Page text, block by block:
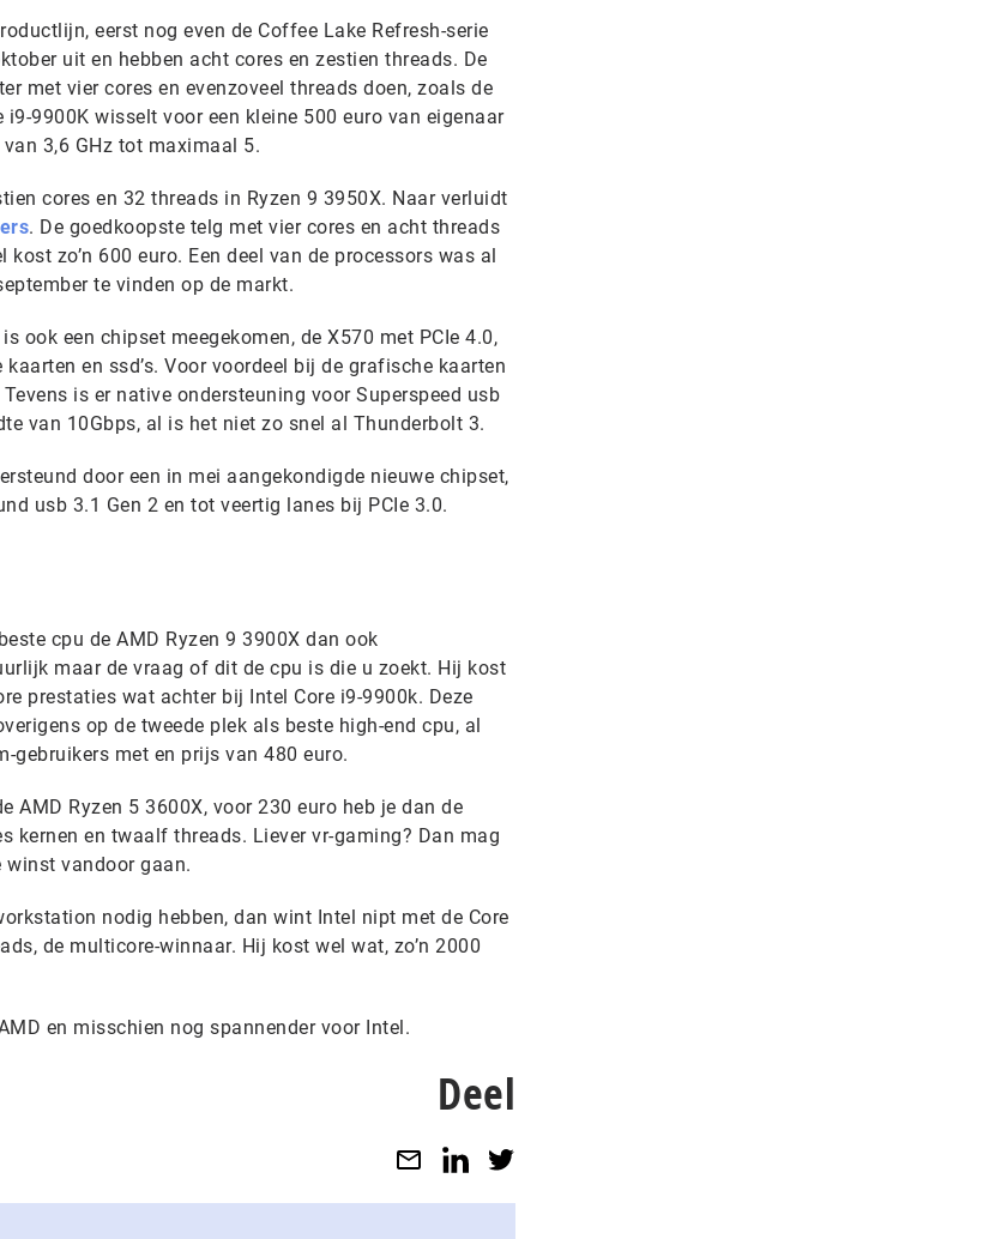
eerst nog even de Coffee Lake Refresh-serie
uit en hebben acht cores en zestien threads. De
met vier cores en evenzoveel threads doen, zoals de
i9-9900K wisselt voor een kleine 500 euro van eigenaar
3,6 GHz tot maximaal 5.
cores en 32 threads in Ryzen 9 3950X. Naar verluidt
. De goedkoopste telg met vier cores en acht threads
zo’n 600 euro. Een deel van de processors was al
te vinden op de markt.
ook een chipset meegekomen, de X570 met PCIe 4.0,
en ssd’s. Voor voordeel bij de grafische kaarten
is er native ondersteuning voor Superspeed usb
van 10Gbps, al is het niet zo snel al Thunderbolt 3.
door een in mei aangekondigde nieuwe chipset,
usb 3.1 Gen 2 en tot veertig lanes bij PCIe 3.0.
cpu de AMD Ryzen 9 3900X dan ook
maar de vraag of dit de cpu is die u zoekt. Hij kost
prestaties wat achter bij Intel Core i9-9900k. Deze
op de tweede plek als beste high-end cpu, al
met en prijs van 480 euro.
AMD Ryzen 5 3600X, voor 230 euro heb je dan de
kernen en twaalf threads. Liever vr-gaming? Dan mag
winst vandoor gaan.
nodig hebben, dan wint Intel nipt met de Core
de multicore-winnaar. Hij kost wel wat, zo’n 2000
en misschien nog spannender voor Intel.
Deel